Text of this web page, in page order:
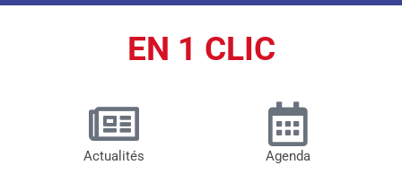
EN 1 CLIC
Actualités Agenda